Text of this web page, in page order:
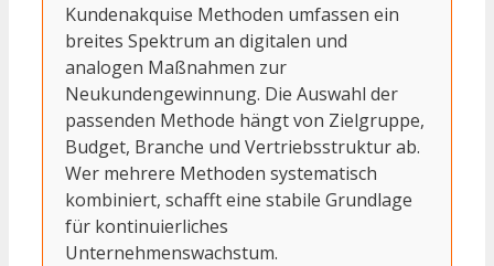
Kundenakquise Methoden umfassen ein
breites Spektrum an digitalen und
analogen Maßnahmen zur
Neukundengewinnung. Die Auswahl der
passenden Methode hängt von Zielgruppe,
Budget, Branche und Vertriebsstruktur ab.
Wer mehrere Methoden systematisch
kombiniert, schafft eine stabile Grundlage
für kontinuierliches
Unternehmenswachstum.